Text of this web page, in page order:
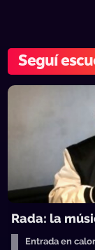
Seguí
Rada: la
Entrada en calor